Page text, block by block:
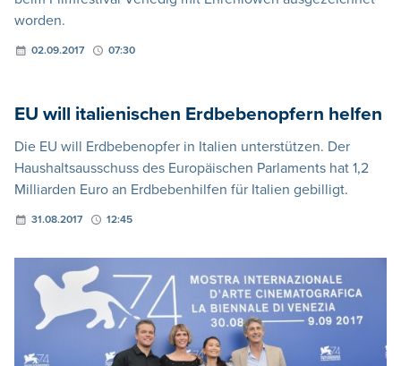
worden.
02.09.2017 07:30
EU will italienischen Erdbebenopfern helfen
Die EU will Erdbebenopfer in Italien unterstützen. Der
Haushaltsausschuss des Europäischen Parlaments hat 1,2
Milliarden Euro an Erdbebenhilfen für Italien gebilligt.
31.08.2017 12:45